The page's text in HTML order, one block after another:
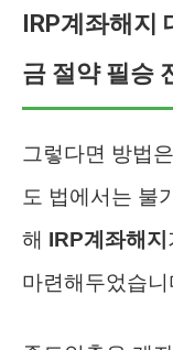
IRP계좌해지
금 절약 필승
그렇다면 방법
도 법에서는 불
해 IRP계좌해지
마련해두었습니